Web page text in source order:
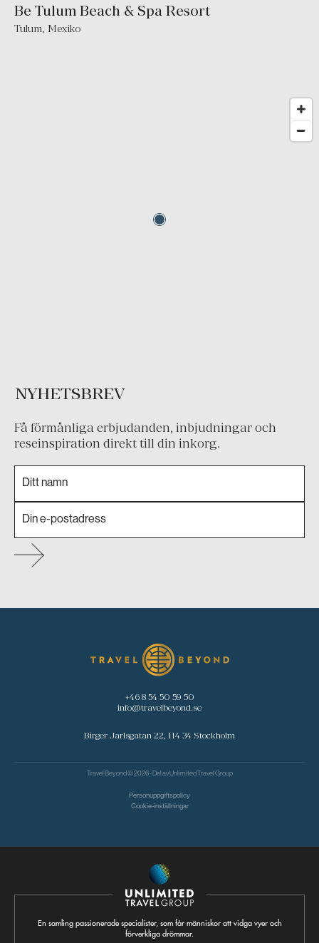
Be Tulum Beach & Spa Resort
Tulum, Mexiko
NYHETSBREV
Få förmånliga erbjudanden, inbjudningar och
reseinspiration direkt till din inkorg.
+46 8 54 50 59 50
info@travelbeyond.se
Birger Jarlsgatan 22, 114 34 Stockholm
Travel Beyond © 2026 - Del avUnlimited Travel Group
Personuppgiftspolicy
Cookie-inställningar
En samling passionerade specialister, som får människor att vidga vyer och
förverkliga drömmar.